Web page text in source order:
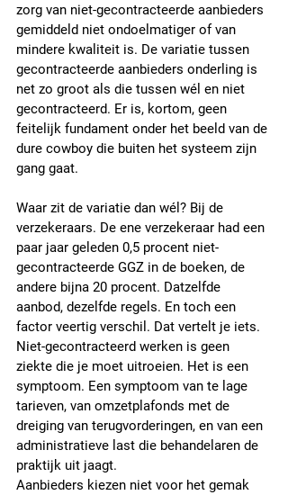
zorg van niet-gecontracteerde aanbieders
gemiddeld niet ondoelmatiger of van
mindere kwaliteit is. De variatie tussen
gecontracteerde aanbieders onderling is
net zo groot als die tussen wél en niet
gecontracteerd. Er is, kortom, geen
feitelijk fundament onder het beeld van de
dure cowboy die buiten het systeem zijn
gang gaat.
Waar zit de variatie dan wél? Bij de
verzekeraars. De ene verzekeraar had een
paar jaar geleden 0,5 procent niet-
gecontracteerde GGZ in de boeken, de
andere bijna 20 procent. Datzelfde
aanbod, dezelfde regels. En toch een
factor veertig verschil. Dat vertelt je iets.
Niet-gecontracteerd werken is geen
ziekte die je moet uitroeien. Het is een
symptoom. Een symptoom van te lage
tarieven, van omzetplafonds met de
dreiging van terugvorderingen, en van een
administratieve last die behandelaren de
praktijk uit jaagt.
Aanbieders kiezen niet voor het gemak